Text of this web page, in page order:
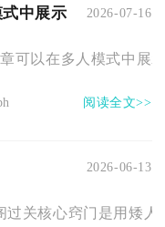
中展示 2026-07-16
可以在多人模式中展
阅读全文>>
2026-06-13
过关核心窍门是用矮